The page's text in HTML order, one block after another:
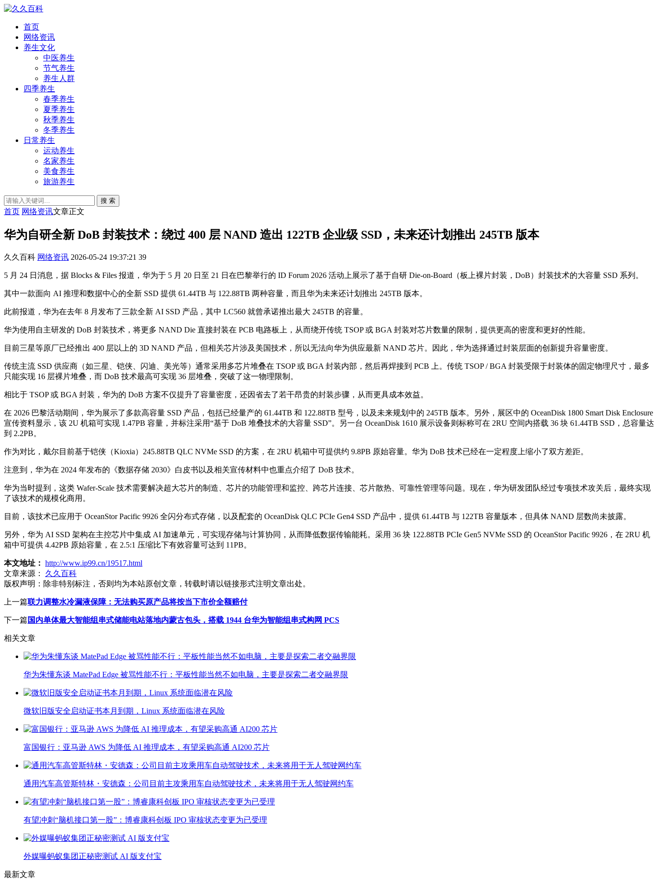
首页
网络资讯
养生文化
中医养生
节气养生
养生人群
四季养生
春季养生
夏季养生
秋季养生
冬季养生
日常养生
运动养生
名家养生
美食养生
旅游养生
搜 索
首页 网络资讯文章正文
华为自研全新 DoB 封装技术：绕过 400 层 NAND 造出 122TB 企业级 SSD，未来还计划推出 245TB 版本
久久百科 网络资讯 2026-05-24 19:37:21 39
5 月 24 日消息，据 Blocks & Files 报道，华为于 5 月 20 日至 21 日在巴黎举行的 ID Forum 2026 活动上展示了基于自研 Die-on-Board（板上裸片封装，DoB）封装技术的大容量 SSD 系列。
其中一款面向 AI 推理和数据中心的全新 SSD 提供 61.44TB 与 122.88TB 两种容量，而且华为未来还计划推出 245TB 版本。
此前报道，华为在去年 8 月发布了三款全新 AI SSD 产品，其中 LC560 就曾承诺推出最大 245TB 的容量。
华为使用自主研发的 DoB 封装技术，将更多 NAND Die 直接封装在 PCB 电路板上，从而绕开传统 TSOP 或 BGA 封装对芯片数量的限制，提供更高的密度和更好的性能。
目前三星等原厂已经推出 400 层以上的 3D NAND 产品，但相关芯片涉及美国技术，所以无法向华为供应最新 NAND 芯片。因此，华为选择通过封装层面的创新提升容量密度。
传统主流 SSD 供应商（如三星、铠侠、闪迪、美光等）通常采用多芯片堆叠在 TSOP 或 BGA 封装内部，然后再焊接到 PCB 上。传统 TSOP / BGA 封装受限于封装体的固定物理尺寸，最多
只能实现 16 层裸片堆叠，而 DoB 技术最高可实现 36 层堆叠，突破了这一物理限制。
相比于 TSOP 或 BGA 封装，华为的 DoB 方案不仅提升了容量密度，还因省去了若干昂贵的封装步骤，从而更具成本效益。
在 2026 巴黎活动期间，华为展示了多款高容量 SSD 产品，包括已经量产的 61.44TB 和 122.88TB 型号，以及未来规划中的 245TB 版本。另外，展区中的 OceanDisk 1800 Smart Disk Enclosure
宣传资料显示，该 2U 机箱可实现 1.47PB 容量，并标注采用“基于 DoB 堆叠技术的大容量 SSD”。另一台 OceanDisk 1610 展示设备则标称可在 2RU 空间内搭载 36 块 61.44TB SSD，总容量达
到 2.2PB。
作为对比，戴尔目前基于铠侠（Kioxia）245.88TB QLC NVMe SSD 的方案，在 2RU 机箱中可提供约 9.8PB 原始容量。华为 DoB 技术已经在一定程度上缩小了双方差距。
注意到，华为在 2024 年发布的《数据存储 2030》白皮书以及相关宣传材料中也重点介绍了 DoB 技术。
华为当时提到，这类 Wafer-Scale 技术需要解决超大芯片的制造、芯片的功能管理和监控、跨芯片连接、芯片散热、可靠性管理等问题。现在，华为研发团队经过专项技术攻关后，最终实现
了该技术的规模化商用。
目前，该技术已应用于 OceanStor Pacific 9926 全闪分布式存储，以及配套的 OceanDisk QLC PCIe Gen4 SSD 产品中，提供 61.44TB 与 122TB 容量版本，但具体 NAND 层数尚未披露。
另外，华为 AI SSD 架构在主控芯片中集成 AI 加速单元，可实现存储与计算协同，从而降低数据传输能耗。采用 36 块 122.88TB PCIe Gen5 NVMe SSD 的 OceanStor Pacific 9926，在 2RU 机
箱中可提供 4.42PB 原始容量，在 2.5:1 压缩比下有效容量可达到 11PB。
本文地址： http://www.ip99.cn/19517.html
文章来源：
久久百科
版权声明： 除非特别标注，否则均为本站原创文章，转载时请以链接形式注明文章出处。
上一篇联力调整水冷漏液保障：无法购买原产品将按当下市价全额赔付
下一篇 国内单体最大智能组串式储能电站落地内蒙古包头，搭载 1944 台华为智能组串式构网 PCS
相关文章
华为朱懂东谈 MatePad Edge 被骂性能不行：平板性能当然不如电脑，主要是探索二者交融界限
微软旧版安全启动证书本月到期，Linux 系统面临潜在风险
富国银行：亚马逊 AWS 为降低 AI 推理成本，有望采购高通 AI200 芯片
通用汽车高管斯特林・安德森：公司目前主攻乘用车自动驾驶技术，未来将用于无人驾驶网约车
有望冲刺“脑机接口第一股”：博睿康科创板 IPO 审核状态变更为已受理
外媒曝蚂蚁集团正秘密测试 AI 版支付宝
最新文章